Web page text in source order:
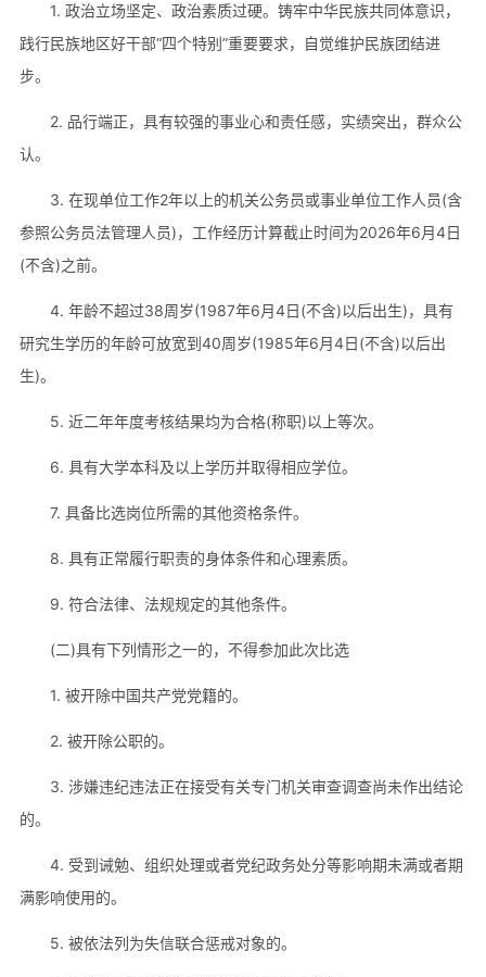
1. 政治立场坚定、政治素质过硬。铸牢中华民族共同体意识，
践行民族地区好干部“四个特别”重要要求，自觉维护民族团结进
步。
2. 品行端正，具有较强的事业心和责任感，实绩突出，群众公
认。
3. 在现单位工作2年以上的机关公务员或事业单位工作人员(含
参照公务员法管理人员)，工作经历计算截止时间为2026年6月4日
(不含)之前。
4. 年龄不超过38周岁(1987年6月4日(不含)以后出生)，具有
研究生学历的年龄可放宽到40周岁(1985年6月4日(不含)以后出
生)。
5. 近二年年度考核结果均为合格(称职)以上等次。
6. 具有大学本科及以上学历并取得相应学位。
7. 具备比选岗位所需的其他资格条件。
8. 具有正常履行职责的身体条件和心理素质。
9. 符合法律、法规规定的其他条件。
(二)具有下列情形之一的，不得参加此次比选
1. 被开除中国共产党党籍的。
2. 被开除公职的。
3. 涉嫌违纪违法正在接受有关专门机关审查调查尚未作出结论
的。
4. 受到诫勉、组织处理或者党纪政务处分等影响期未满或者期
满影响使用的。
5. 被依法列为失信联合惩戒对象的。